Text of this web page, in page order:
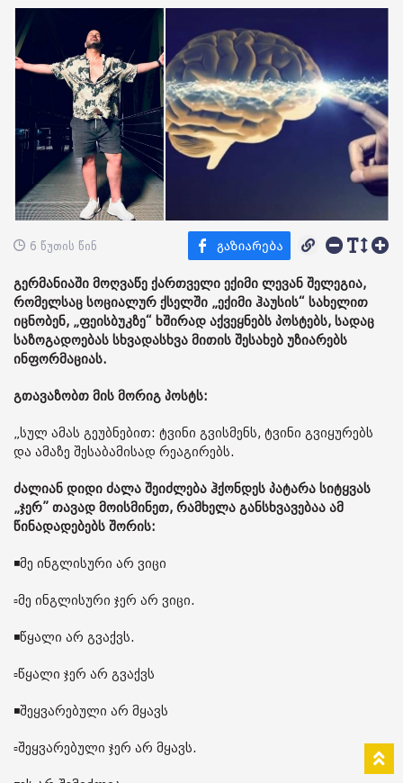
6 წუთის წინ
გერმანიაში მოღვაწე ქართველი ექიმი ლევან შელეგია,
რომელსაც სოციალურ ქსელში „ექიმი ჰაუსის“ სახელით
იცნობენ, „ფეისბუკზე“ ხშირად აქვეყნებს პოსტებს, სადაც
საზოგადოებას სხვადასხვა მითის შესახებ უზიარებს
ინფორმაციას.
გთავაზობთ მის მორიგ პოსტს:
„სულ ამას გეუბნებით: ტვინი გვისმენს, ტვინი გვიყურებს
და ამაზე შესაბამისად რეაგირებს.
ძალიან დიდი ძალა შეიძლება ჰქონდეს პატარა სიტყვას
„ჯერ” თავად მოისმინეთ, რამხელა განსხვავებაა ამ
წინადადებებს შორის:
◾️მე ინგლისური არ ვიცი
▫️მე ინგლისური ჯერ არ ვიცი.
◾️წყალი არ გვაქვს.
▫️წყალი ჯერ არ გვაქვს
◾️შეყვარებული არ მყავს
▫️შეყვარებული ჯერ არ მყავს.